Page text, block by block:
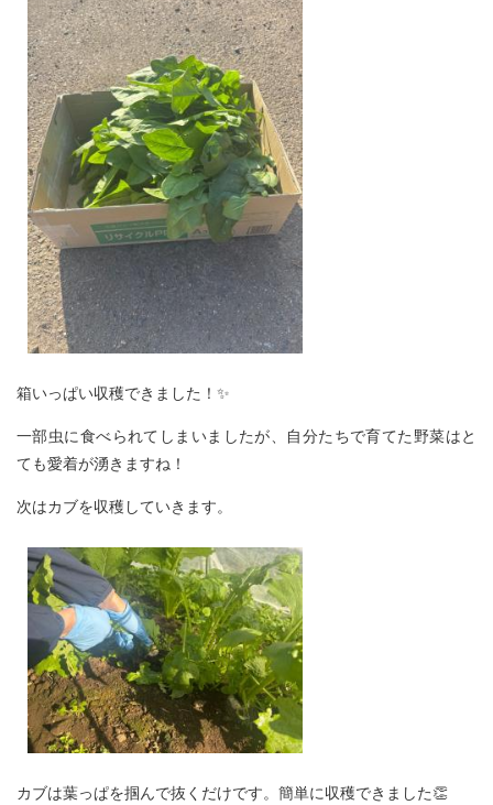
箱いっぱい収穫できました！✨
一部虫に食べられてしまいましたが、自分たちで育てた野菜はと
ても愛着が湧きますね！
次はカブを収穫していきます。
カブは葉っぱを掴んで抜くだけです。簡単に収穫できました👏